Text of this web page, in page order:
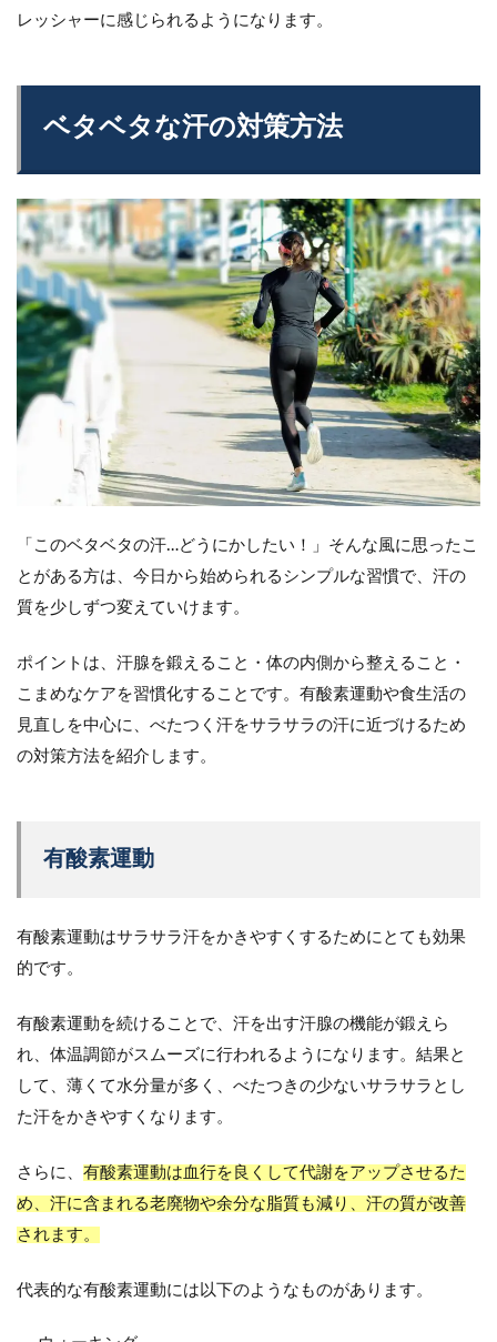
レッシャーに感じられるようになります。
ベタベタな汗の対策方法
「このベタベタの汗…どうにかしたい！」そんな風に思ったこ
とがある方は、今日から始められるシンプルな習慣で、汗の
質を少しずつ変えていけます。
ポイントは、汗腺を鍛えること・体の内側から整えること・
こまめなケアを習慣化することです。有酸素運動や食生活の
見直しを中心に、べたつく汗をサラサラの汗に近づけるため
の対策方法を紹介します。
有酸素運動
有酸素運動はサラサラ汗をかきやすくするためにとても効果
的です。
有酸素運動を続けることで、汗を出す汗腺の機能が鍛えら
れ、体温調節がスムーズに行われるようになります。結果と
して、薄くて水分量が多く、べたつきの少ないサラサラとし
た汗をかきやすくなります。
さらに、 有酸素運動は血行を良くして代謝をアップさせるた
め、汗に含まれる老廃物や余分な脂質も減り、汗の質が改善
されます。
代表的な有酸素運動には以下のようなものがあります。